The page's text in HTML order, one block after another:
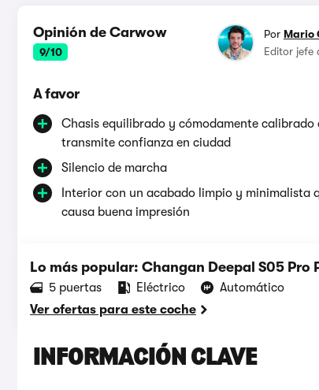
Opinión de Carwow
9/10
Por Mario
Editor jefe
A favor
Chasis equilibrado y cómodamente calibrado
transmite confianza en ciudad
Silencio de marcha
Interior con un acabado limpio y minimalista
causa buena impresión
Lo más popular: Changan Deepal S05 Pro
5 puertas Eléctrico
Automático
Ver ofertas para este coche
INFORMACIÓN CLAVE